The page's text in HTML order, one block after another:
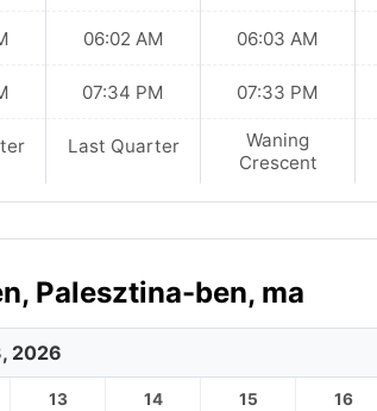
06:02 AM
07:34 PM
Last Quarter
06:03 AM
07:33 PM
Waning
Crescent
Palesztina-ben, ma
2026
13 14 15 16